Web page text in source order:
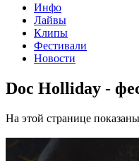
Инфо
Лайвы
Клипы
Фестивали
Новости
Doc Holliday -
На этой странице